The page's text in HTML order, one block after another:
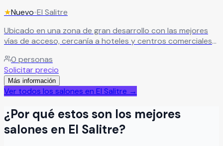
★Nuevo•El Salitre
Ubicado en una zona de gran desarrollo con las mejores
vías de acceso, cercanía a hoteles y centros comerciales
invitados. Tenemos espacio para 700 personas, y
contamos con todas las instalaciones necesarias para un
evento perfecto, incluyendo un jardín diseñado para
celebrar ceremonias o cocteles previos al evento principal.
0 personas
Solicitar precio
Más información
Ver todos los salones en El Salitre →
¿Por qué estos son los mejores
salones en El Salitre?